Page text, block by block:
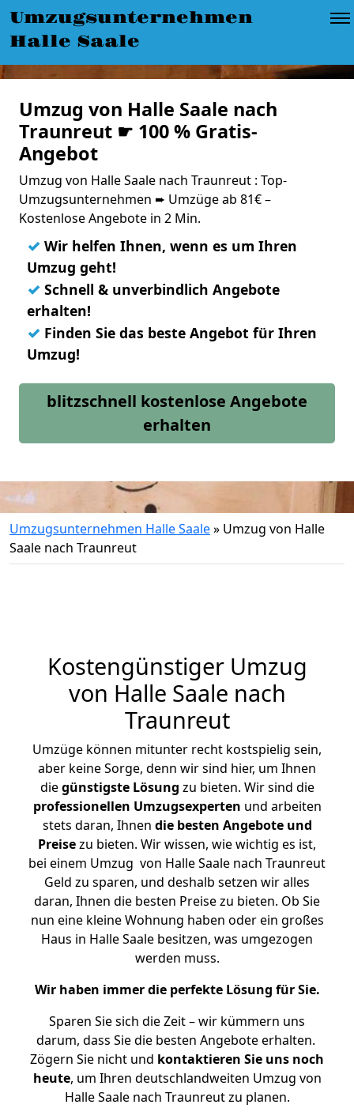
Umzugsunternehmen
Halle Saale
Umzug von Halle Saale nach
Traunreut ☛ 100 % Gratis-
Angebot
Umzug von Halle Saale nach Traunreut : Top-
Umzugsunternehmen ➨ Umzüge ab 81€ –
Kostenlose Angebote in 2 Min.
✓ Wir helfen Ihnen, wenn es um Ihren
Umzug geht!
✓ Schnell & unverbindlich Angebote
erhalten!
✓ Finden Sie das beste Angebot für Ihren
Umzug!
blitzschnell kostenlose Angebote
erhalten
Umzugsunternehmen Halle Saale» Umzug von Halle
Saale nach Traunreut
Kostengünstiger Umzug
von Halle Saale nach
Traunreut
Umzüge können mitunter recht kostspielig sein,
aber keine Sorge, denn wir sind hier, um Ihnen
diegünstigste Lösung zu bieten. Wir sind die
professionellen Umzugsexperten und arbeiten
stets daran, Ihnen die besten Angebote und
Preisezu bieten. Wir wissen, wie wichtig es ist,
bei einem Umzug von Halle Saale nach Traunreut
Geld zu sparen, und deshalb setzen wir alles
daran, Ihnen die besten Preise zu bieten. Ob Sie
nun eine kleine Wohnung haben oder ein großes
Haus in Halle Saale besitzen, was umgezogen
werden muss.
Wir haben immer die perfekte Lösung für Sie.
Sparen Sie sich die Zeit – wir kümmern uns
darum, dass Sie die besten Angebote erhalten.
Zögern Sie nicht und kontaktieren Sie uns noch
heute, um Ihren deutschlandweiten Umzug von
Halle Saale nach Traunreut zu planen.